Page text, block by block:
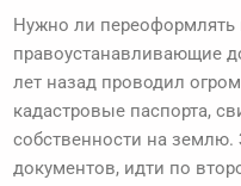
Нужно ли переоформлять
правоустанавливающие
лет назад проводил
кадастровые паспорта,
собственности на землю.
документов, идти по